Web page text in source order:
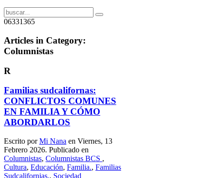
06331365
Articles in Category:
Columnistas
R
Familias sudcalifornas:
CONFLICTOS COMUNES
EN FAMILIA Y CÓMO
ABORDARLOS
Escrito porMi Nana en Viernes, 13
Febrero 2026. Publicado en
Columnistas, Columnistas BCS ,
Cultura, Educación, Familia., Familias
Sudcalifornias., Sociedad